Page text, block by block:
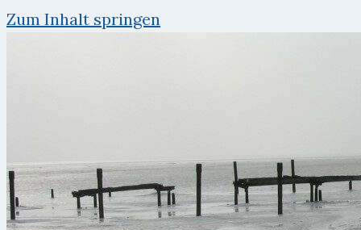
Zum Inhalt springen